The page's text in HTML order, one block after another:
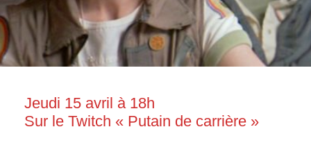
Jeudi 15 avril à 18h
Sur le Twitch « Putain de carrière »